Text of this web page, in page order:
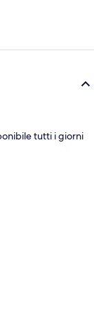
tutti i giorni